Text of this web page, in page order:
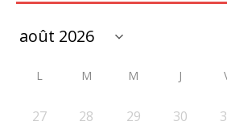
L M M J
27 28 29 30